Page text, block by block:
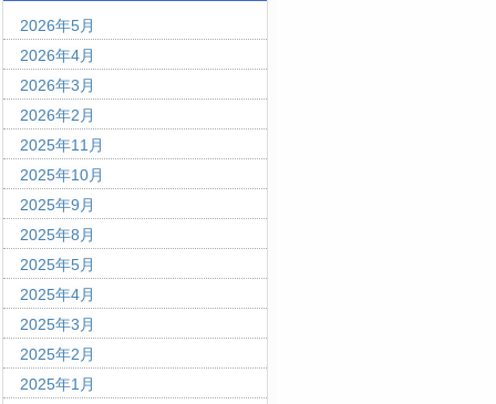
2026年5月
2026年4月
2026年3月
2026年2月
2025年11月
2025年10月
2025年9月
2025年8月
2025年5月
2025年4月
2025年3月
2025年2月
2025年1月